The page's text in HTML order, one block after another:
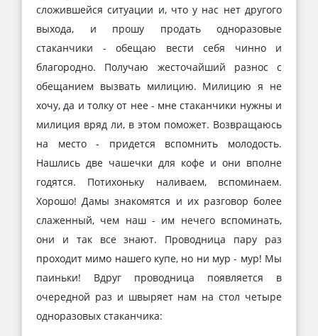
сложившейся ситуации и, что у нас нет другого
выхода, и прошу продать одноразовые
стаканчики - обещаю вести себя чинно и
благородно. Получаю жесточайший разнос с
обещанием вызвать милицию. Милицию я не
хочу, да и толку от нее - мне стаканчики нужны и
милиция вряд ли, в этом поможет. Возвращаюсь
на место - придется вспомнить молодость.
Нашлись две чашечки для кофе и они вполне
годятся. Потихоньку наливаем, вспоминаем.
Хорошо! Дамы знакомятся и их разговор более
слаженный, чем наш - им нечего вспоминать,
они и так все знают. Проводница пару раз
проходит мимо нашего купе, но ни мур - мур! Мы
паиньки! Вдруг проводница появляется в
очередной раз и швыряет нам на стол четыре
одноразовых стаканчика: